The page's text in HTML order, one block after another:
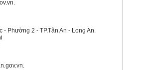
.
Phường 2 - TP.Tân An - Long An.
.